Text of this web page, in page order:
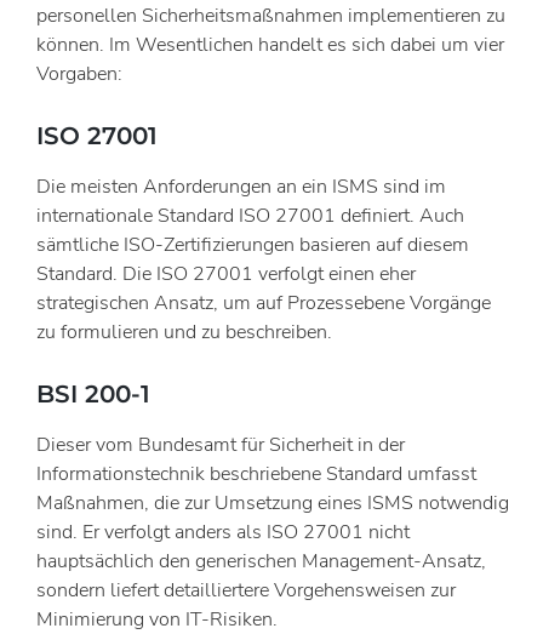
personellen Sicherheitsmaßnahmen implementieren zu
können. Im Wesentlichen handelt es sich dabei um vier
Vorgaben:
ISO 27001
Die meisten Anforderungen an ein ISMS sind im
internationale Standard ISO 27001 definiert. Auch
sämtliche ISO-Zertifizierungen basieren auf diesem
Standard. Die ISO 27001 verfolgt einen eher
strategischen Ansatz, um auf Prozessebene Vorgänge
zu formulieren und zu beschreiben.
BSI 200-1
Dieser vom Bundesamt für Sicherheit in der
Informationstechnik beschriebene Standard umfasst
Maßnahmen, die zur Umsetzung eines ISMS notwendig
sind. Er verfolgt anders als ISO 27001 nicht
hauptsächlich den generischen Management-Ansatz,
sondern liefert detailliertere Vorgehensweisen zur
Minimierung von IT-Risiken.